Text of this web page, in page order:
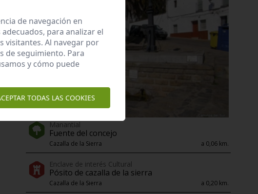
Manantial
Fuente del concejo
Cazalla de la Sierra a 0,06 km.
Enclave de interés Cultural
Pósito de cazalla de la sierra
Cazalla de la Sierra a 0,20 km.
de navegación en
para analizar el
visitantes. Al navegar por
de seguimiento. Para
y cómo puede
TODAS LAS COOKIES